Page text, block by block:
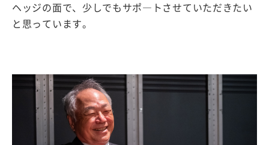
ヘッジの面で、少しでもサポ―トさせていただきたい
と思っています。